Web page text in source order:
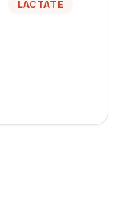
LACTATE